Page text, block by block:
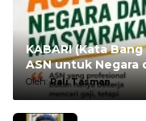
KABARI (Kata Bang Rali
ASN untuk Negara
Oleh:Rali Tasman